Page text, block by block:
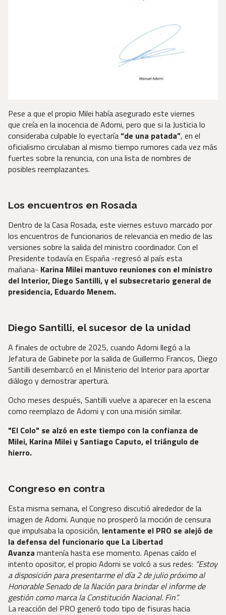
Pese a que el propio Milei había asegurado este viernes
que creía en la inocencia de Adorni, pero que si la Justicia lo
consideraba culpable lo eyectaría“de una patada”, en el
oficialismo circulaban al mismo tiempo rumores cada vez más
fuertes sobre la renuncia, con una lista de nombres de
posibles reemplazantes.
Los encuentros en Rosada
Dentro de la Casa Rosada, este viernes estuvo marcado por
los encuentros de funcionarios de relevancia en medio de las
versiones sobre la salida del ministro coordinador. Con el
Presidente todavía en España -regresó al país esta
mañana- Karina Milei mantuvo reuniones con el ministro
del Interior, Diego Santilli, y el subsecretario general de
presidencia, Eduardo Menem.
Diego Santilli, el sucesor de la unidad
A finales de octubre de 2025, cuando Adorni llegó a la
Jefatura de Gabinete por la salida de Guillermo Francos, Diego
Santilli desembarcó en el Ministerio del Interior para aportar
diálogo y demostrar apertura.
Ocho meses después, Santilli vuelve a aparecer en la escena
como reemplazo de Adorni y con una misión similar.
"El Colo" se alzó en este tiempo con la confianza de
Milei, Karina Milei y Santiago Caputo, el triángulo de
hierro.
Congreso en contra
Esta misma semana, el Congreso discutió alrededor de la
imagen de Adorni. Aunque no prosperó la moción de censura
que impulsaba la oposición, lentamente el PRO se alejó de
la defensa del funcionario que La Libertad
Avanza mantenía hasta ese momento. Apenas caído el
intento opositor, el propio Adorni se volcó a sus redes: “Estoy
a disposición para presentarme el día 2 de julio próximo al
Honorable Senado de la Nación para brindar el informe de
gestión como marca la Constitución Nacional. Fin”.
La reacción del PRO generó todo tipo de fisuras hacia